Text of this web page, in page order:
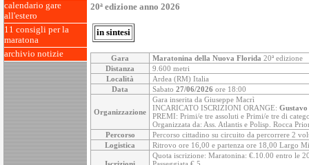
calendario gare
all'estero
11 consigli per la
maratona
archivio notizie
20ª edizione anno 2026
in sintesi
Gara Maratonina della Nuova Florida 20ª edizione
Distanza
9.600 metri
Località
Ardea (RM) Italia
Data
Sabato 27/06/2026 ore 18:00
Organizzazione
Gara inserita da Giuseppe Macrì
INCARICATO ISCRIZIONI ORANGE: Gustavo
PREMI: Primi/e tre assoluti e Primi/e tre di
Organizzata da: Ass. Atlantis e Polisp. Rocca
Percorso
Percorso cittadino su circuito da percorrere 2
Logistica
Ritrovo ore 16,00 e partenza ore 18,00 Largo
Quota iscrizione: Maratonina: €.10.00 entro le